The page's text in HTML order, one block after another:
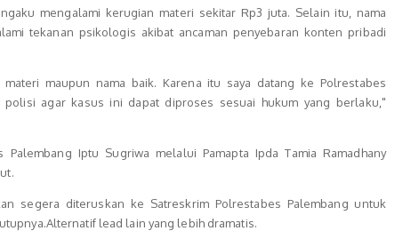
mengalami kerugian materi sekitar Rp3 juta. Selain itu, nama
tekanan psikologis akibat ancaman penyebaran konten pribadi
maupun nama baik. Karena itu saya datang ke Polrestabes
polisi agar kasus ini dapat diproses sesuai hukum yang berlaku,"
Palembang Iptu Sugriwa melalui Pamapta Ipda Tamia Ramadhany
segera diteruskan ke Satreskrim Polrestabes Palembang untuk
lead lain yang lebih dramatis.